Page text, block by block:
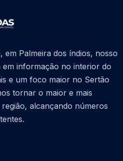
em Palmeira dos índios, nosso
informação no interior do
e um foco maior no Sertão
tornar o maior e mais
alcançando números